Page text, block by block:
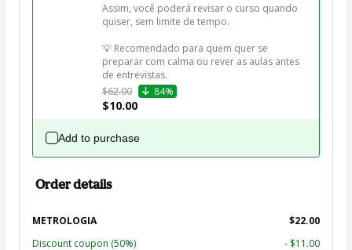
Assim, você poderá revisar o curso quando
quiser, sem limite de tempo.
💡 Recomendado para quem quer se
preparar com calma ou rever as aulas antes
de entrevistas.
$62.00
84%
$10.00
Add to purchase
Order details
METROLOGIA
$22.00
Discount coupon (50%) - $11.00